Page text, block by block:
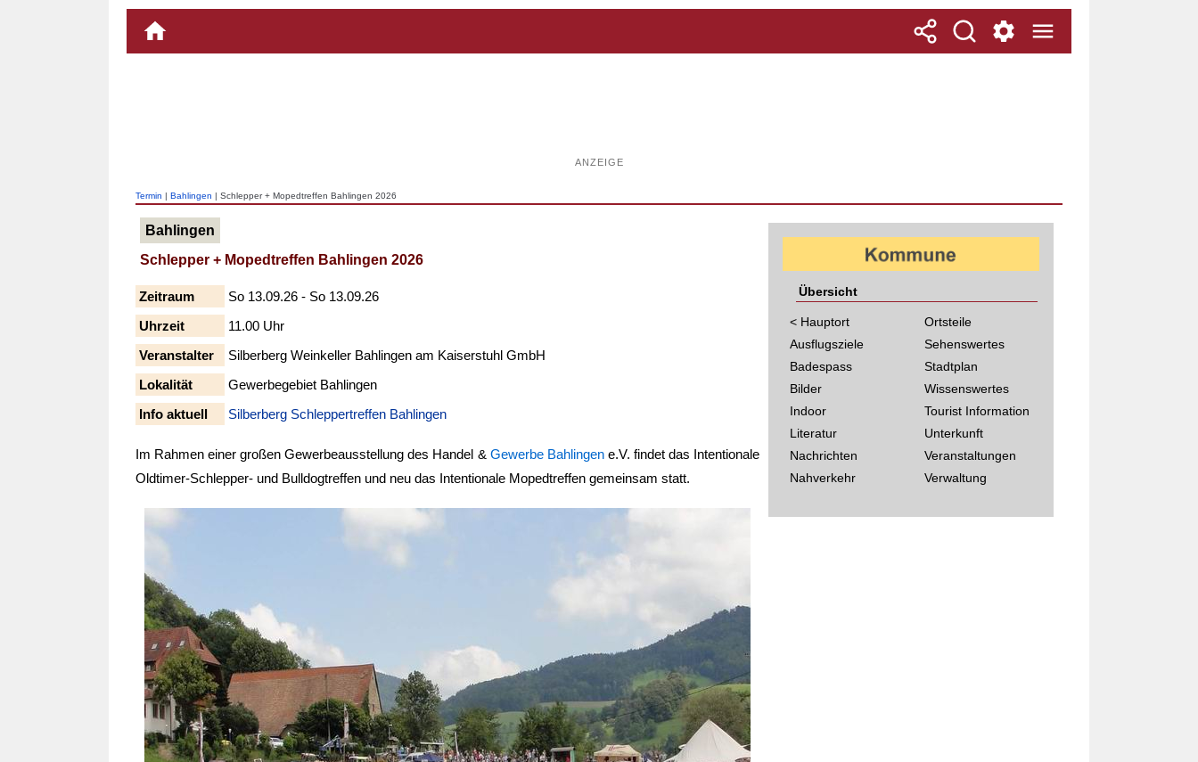
ANZEIGE
Termin | Bahlingen | Schlepper + Mopedtreffen Bahlingen 2026
Bahlingen
Schlepper + Mopedtreffen Bahlingen 2026
Zeitraum
So 13.09.26 - So 13.09.26
Uhrzeit
11.00 Uhr
Veranstalter
Silberberg Weinkeller Bahlingen am Kaiserstuhl GmbH
Lokalität
Gewerbegebiet Bahlingen
Info aktuell
Silberberg Schleppertreffen Bahlingen
Im Rahmen einer großen Gewerbeausstellung des Handel & Gewerbe Bahlingene.V. findet das Intentionale
Oldtimer-Schlepper- und Bulldogtreffen und neu das Intentionale Mopedtreffen gemeinsam statt.
Übersicht
< Hauptort
Ausflugsziele
Badespass
Bilder
Indoor
Literatur
Nachrichten
Nahverkehr
Ortsteile
Sehenswertes
Stadtplan
Wissenswertes
Tourist Information
Unterkunft
Veranstaltungen
Verwaltung